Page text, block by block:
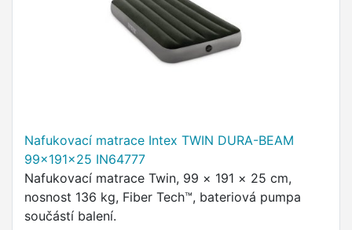
Nafukovací matrace Intex TWIN DURA-BEAM
99x191x25 IN64777
Nafukovací matrace Twin, 99 × 191 × 25 cm,
nosnost 136 kg, Fiber Tech™, bateriová pumpa
součástí balení.